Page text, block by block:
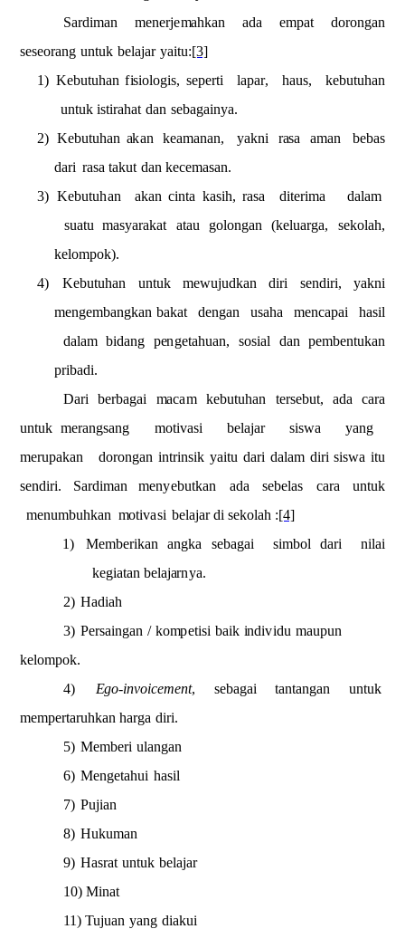
Sardiman menerjemahkan ada empat
dorongan
seseorang untuk belajar yaitu:[3]
1) Kebutuhanfisiologis, seperti lapar, haus, kebutuhan
untukistirahat dan sebagainya.
2) Kebutuhan akan keamanan, yakni rasa aman bebas
dari rasatakut dan kecemasan.
3) Kebutuhan akan cinta kasih, rasa diterima dalam
suatu masyarakat atau golongan (keluarga, sekolah,
kelompok).
4)
Kebutuhan untukmewujudkan diri sendiri, yakni
mengembangkan bakat dengan usaha mencapai hasil
dalam bidang pengetahuan, sosial dan pembentukan
pribadi.
Dari berbagai macam kebutuhan tersebut, ada cara
untuk merangsang motivasi belajar siswa yang
merupakan dorongan intrinsik yaitu dari dalam diri siswa itu
sendiri.
Sardiman menyebutkan ada sebelas cara
untuk
menumbuhkan motivasi belajardi sekolah :[4]
1)
Memberikan angka sebagai simbol dari nilai
kegiatan belajarnya.
2) Hadiah
3) Persaingan / kompetisi baik individu maupun
kelompok.
4)
Ego-invoicement, sebagai tantangan untuk
mempertaruhkan harga diri.
5) Memberi ulangan
6) Mengetahui hasil
7) Pujian
8) Hukuman
9) Hasrat untuk belajar
10) Minat
11) Tujuan yang diakui